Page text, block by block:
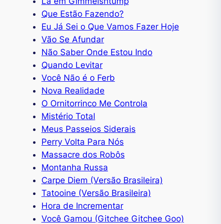
Que Estão Fazendo?
Eu Já Sei o Que Vamos Fazer Hoje
Vão Se Afundar
Não Saber Onde Estou Indo
Quando Levitar
Você Não é o Ferb
Nova Realidade
O Ornitorrinco Me Controla
Mistério Total
Meus Passeios Siderais
Perry Volta Para Nós
Massacre dos Robôs
Montanha Russa
Carpe Diem (Versão Brasileira)
Tatooine (Versão Brasileira)
Hora de Incrementar
Você Gamou (Gitchee Gitchee Goo)